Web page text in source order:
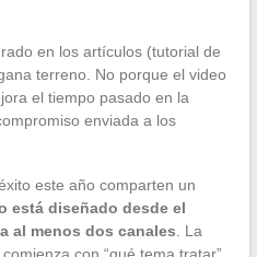
en los artículos (tutorial de
terreno. No porque el video
el tiempo pasado en la
enviada a los
este año comparten un
está diseñado desde el
al menos dos canales. La